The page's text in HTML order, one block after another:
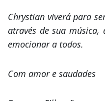
Chrystian viverá para
através de sua
emocionar a todos.
Com amor e saudades